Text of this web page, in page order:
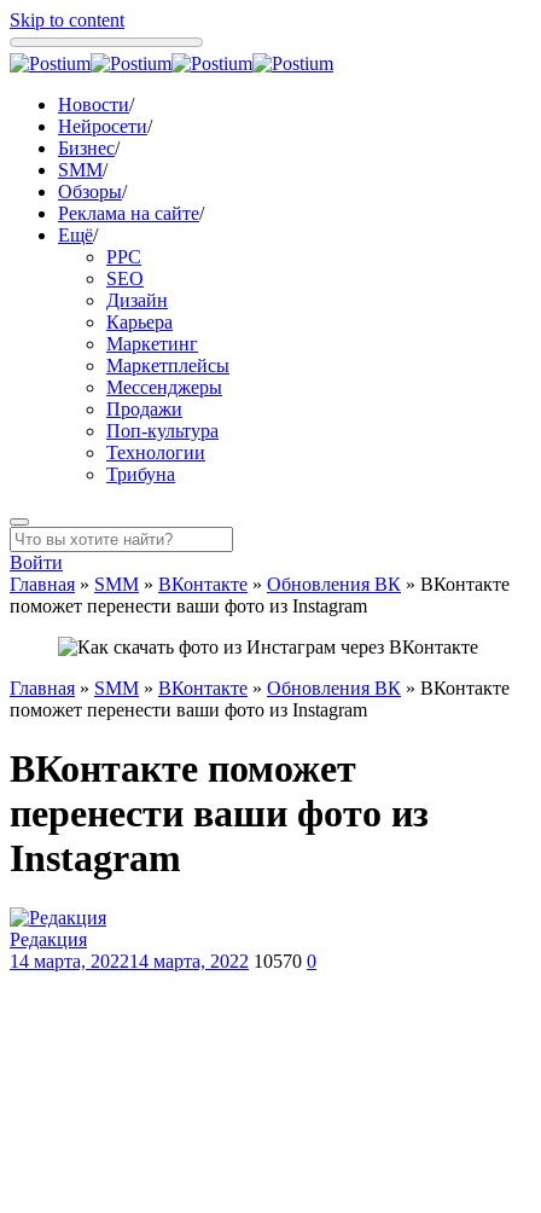
Skip to content
Новости/
Нейросети/
Бизнес/
SMM/
Обзоры/
Реклама на сайте/
Ещё/
PPC
SEO
Дизайн
Карьера
Маркетинг
Маркетплейсы
Мессенджеры
Продажи
Поп-культура
Технологии
Трибуна
Войти
Главная » SMM » ВКонтакте » Обновления ВК » ВКонтакте
поможет перенести ваши фото из Instagram
Главная » SMM » ВКонтакте » Обновления ВК » ВКонтакте
поможет перенести ваши фото из Instagram
ВКонтакте поможет
перенести ваши фото из
Instagram
Редакция
14 марта, 202214 марта, 2022 10570 0